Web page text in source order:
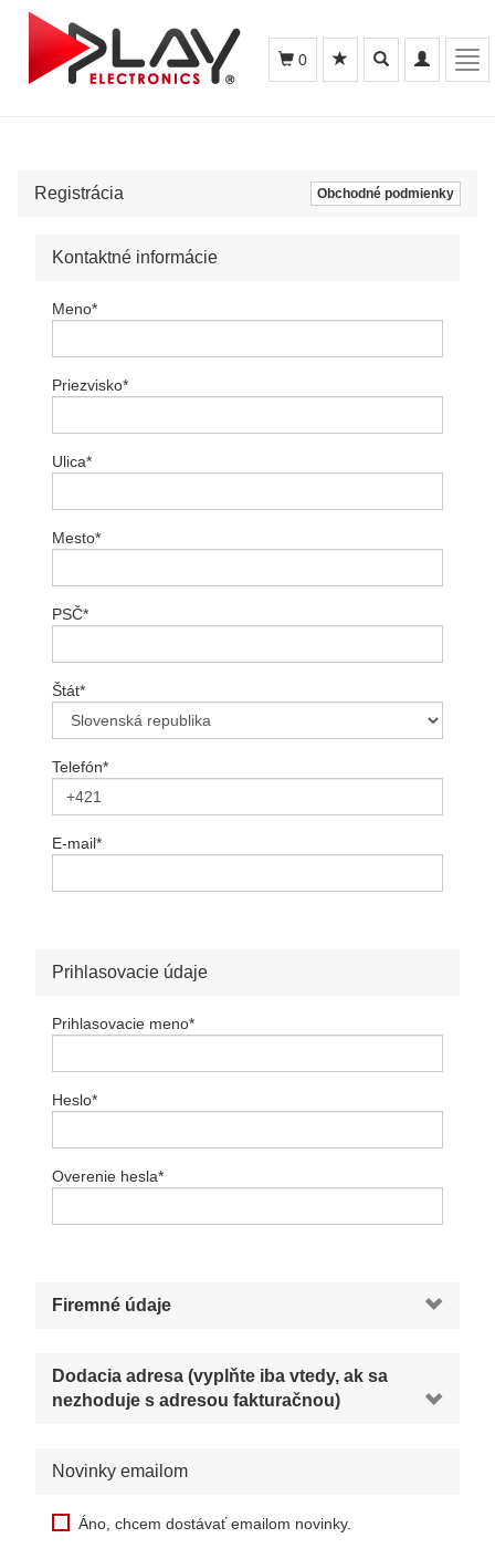
Toggle
navigation
Toggle
search
0
Registrácia Obchodné podmienky
Kontaktné informácie
Meno*
Priezvisko*
Ulica*
Mesto*
PSČ*
Štát*
Telefón*
E-mail*
Prihlasovacie údaje
Prihlasovacie meno*
Heslo*
Overenie hesla*
Firemné údaje
Dodacia adresa (vyplňte iba vtedy, ak sa
nezhoduje s adresou fakturačnou)
Novinky emailom
Áno, chcem dostávať emailom novinky.